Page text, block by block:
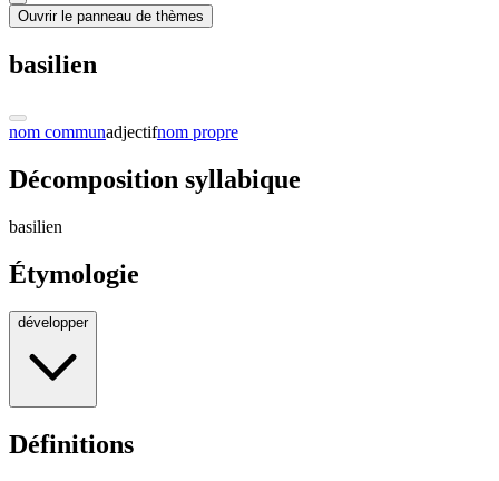
Ouvrir le panneau de thèmes
basilien
nom communadjectifnom propre
Décomposition syllabique
basilien
Étymologie
développer
Définitions